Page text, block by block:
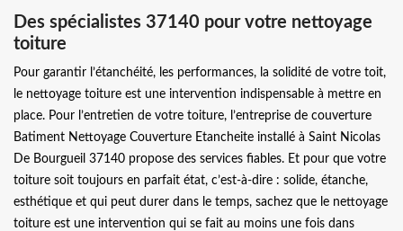
Des spécialistes 37140 pour votre nettoyage
toiture
Pour garantir l’étanchéité, les performances, la solidité de votre toit,
le nettoyage toiture est une intervention indispensable à mettre en
place. Pour l’entretien de votre toiture, l’entreprise de couverture
Batiment Nettoyage Couverture Etancheite installé à Saint Nicolas
De Bourgueil 37140 propose des services fiables. Et pour que votre
toiture soit toujours en parfait état, c’est-à-dire : solide, étanche,
esthétique et qui peut durer dans le temps, sachez que le nettoyage
toiture est une intervention qui se fait au moins une fois dans